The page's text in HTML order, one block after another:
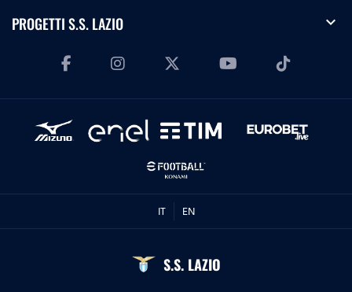
PROGETTI S.S. LAZIO expand_more
IT EN
S.S. LAZIO